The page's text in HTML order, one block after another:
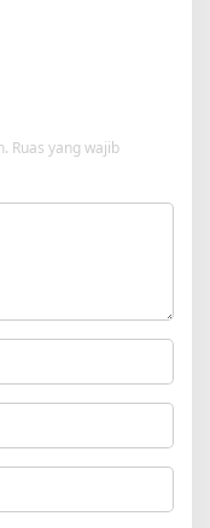
Ruas yang wajib